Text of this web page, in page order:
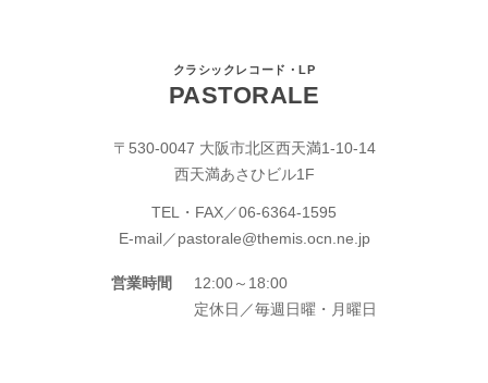
クラシックレコード・LP
PASTORALE
〒530-0047 大阪市北区西天満1-10-14
西天満あさひビル1F
TEL・FAX／06-6364-1595
E-mail／ pastorale@themis.ocn.ne.jp
営業時間
12:00～18:00
定休日／毎週日曜・月曜日